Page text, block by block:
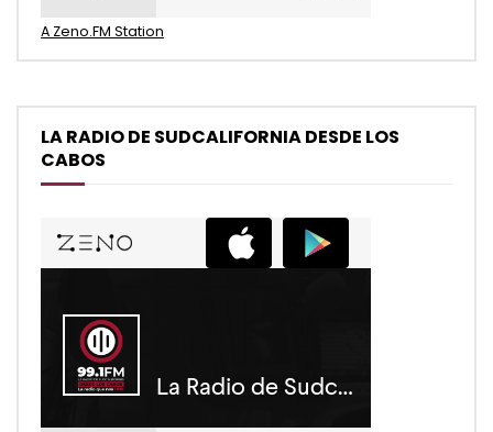
A Zeno.FM Station
LA RADIO DE SUDCALIFORNIA DESDE LOS
CABOS